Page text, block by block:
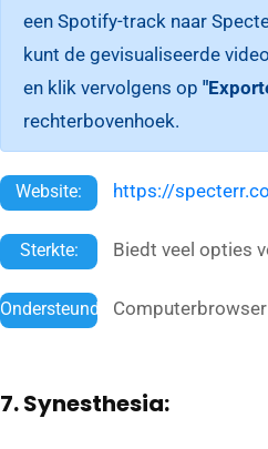
een Spotify-track naar
kunt de gevisualiseerde
en klik vervolgens op
rechterbovenhoek.
Website: https://
Sterkte: Biedt veel opties
Ondersteund:
7. Synesthesia: